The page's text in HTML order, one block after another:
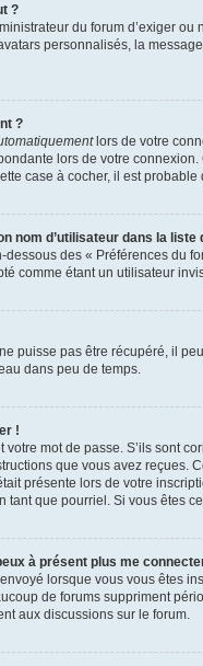
?
du forum d’exiger
personnalisés, la
?
lors de votre
lors de votre
case à cocher, il est
nom d’utilisateur dans la
des « Préférences du
comme étant un utilisateur
puisse pas être récupéré, il
dans peu de temps.
!
votre mot de passe. S’ils sont
que vous avez
présente lors de votre
que pourriel. Si vous êtes
à présent plus me
lorsque vous vous êtes
de forums suppriment
aux discussions sur le forum.